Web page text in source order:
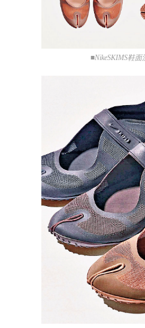
■NikeSKIMS鞋面